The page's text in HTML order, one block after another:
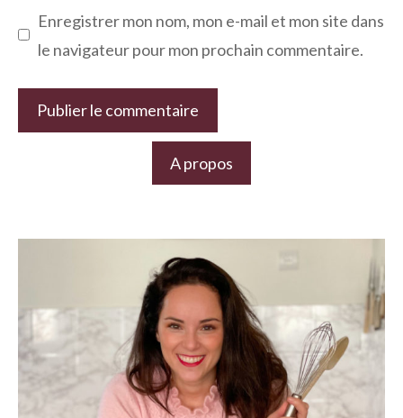
Enregistrer mon nom, mon e-mail et mon site dans
le navigateur pour mon prochain commentaire.
A propos